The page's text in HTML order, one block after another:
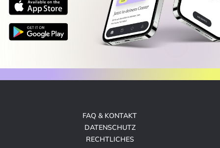
FAQ & KONTAKT
DATENSCHUTZ
RECHTLICHES